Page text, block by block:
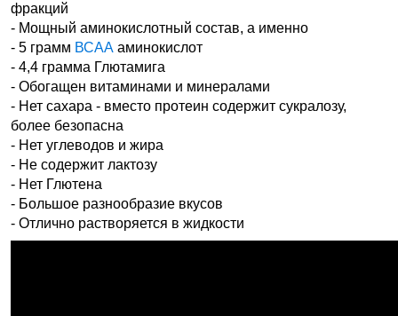
фракций
- Мощный аминокислотный состав, а именно
- 5 грамм ВСАА аминокислот
- 4,4 грамма Глютамига
- Обогащен витаминами и минералами
- Нет сахара - вместо протеин содержит сукралозу,
более безопасна
- Нет углеводов и жира
- Не содержит лактозу
- Нет Глютена
- Большое разнообразие вкусов
- Отлично растворяется в жидкости